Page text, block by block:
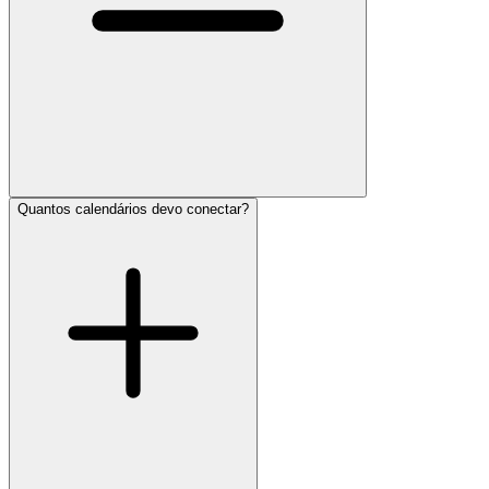
Quantos calendários devo conectar?